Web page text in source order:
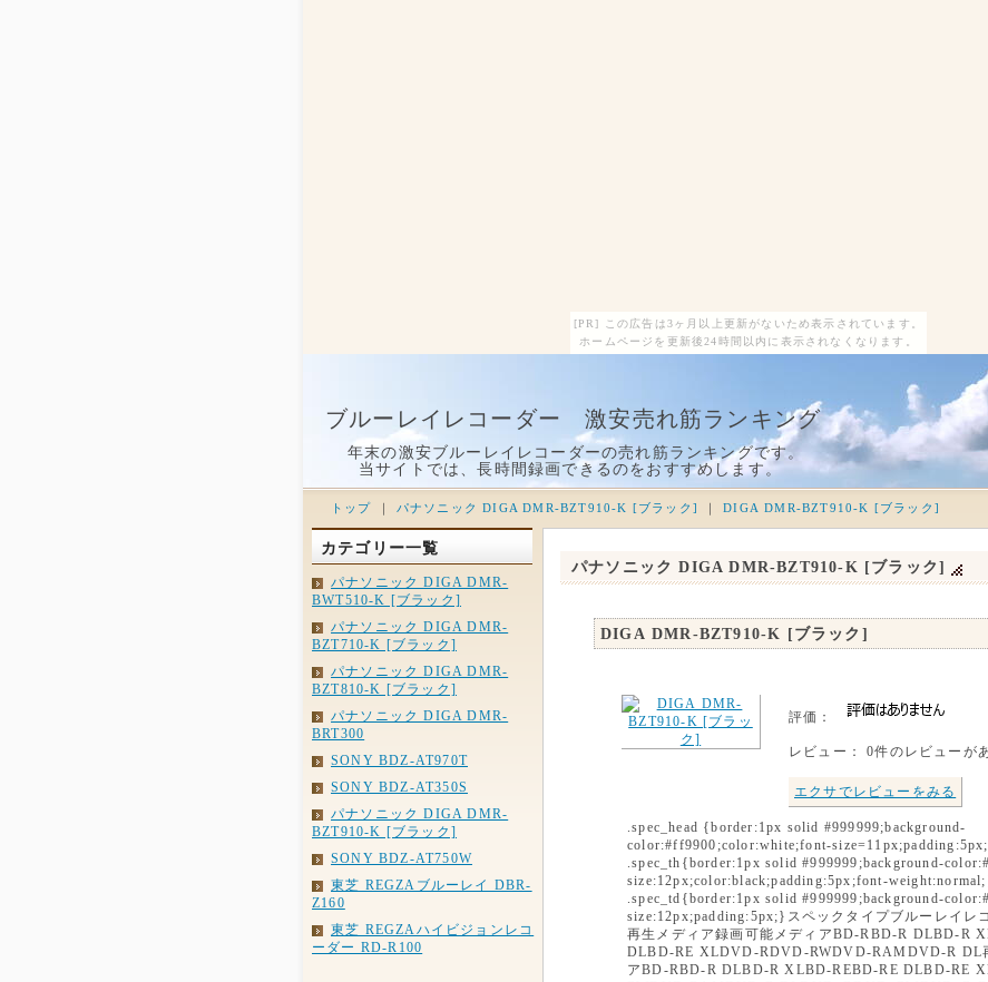
[PR] この広告は3ヶ月以上更新がないため表示されています。
ホームページを更新後24時間以内に表示されなくなります。
ブルーレイレコーダー 激安売れ筋ランキング
年末の激安ブルーレイレコーダーの売れ筋ランキングです。
当サイトでは、長時間録画できるのをおすすめします。
トップ ｜ パナソニック DIGA DMR-BZT910-K [ブラック] ｜ DIGA DMR-BZT910-K [ブラック]
パナソニック DIGA DMR-BZT910-K [ブラック]
DIGA DMR-BZT910-K [ブラック]
評価：
レビュー： 0件のレビューが
エクサでレビューをみる
.spec_head {border:1px solid #999999;background-
color:#ff9900;color:white;font-
.spec_th{border:1px solid #999999;background-
size:12px;color:black;padding:5px;font-
.spec_td{border:1px solid #999999;background-
size:12px;padding:5px;}スペックタイプブルーレイレ
再生メディア録画可能メディアBD-RBD-R DLBD-R
DLBD-RE XLDVD-RDVD-RWDVD-RAMDVD-R DL
アBD-RBD-R DLBD-R XLBD-REBD-RE DLBD-RE
カテゴリー一覧
パナソニック DIGA DMR-
BWT510-K [ブラック]
パナソニック DIGA DMR-
BZT710-K [ブラック]
パナソニック DIGA DMR-
BZT810-K [ブラック]
パナソニック DIGA DMR-
BRT300
SONY BDZ-AT970T
SONY BDZ-AT350S
パナソニック DIGA DMR-
BZT910-K [ブラック]
SONY BDZ-AT750W
東芝 REGZAブルーレイ DBR-
Z160
東芝 REGZAハイビジョンレコ
ーダー RD-R100